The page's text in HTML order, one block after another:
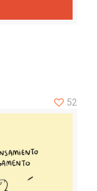
52